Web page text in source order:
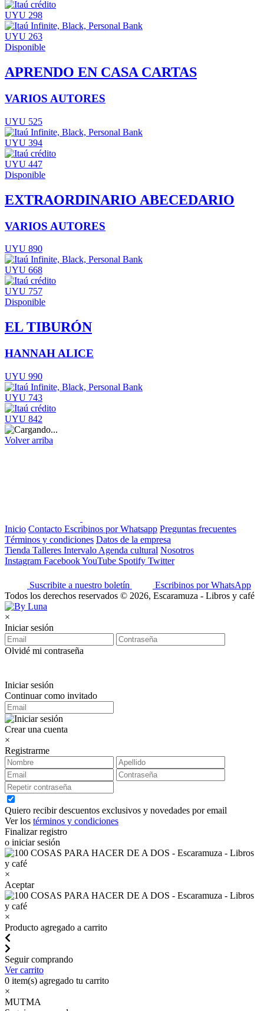
UYU 298
UYU 263
Disponible
APRENDO EN CASA CARTAS
VARIOS AUTORES
UYU 525
UYU 394
UYU 447
Disponible
EXTRAORDINARIO ABECEDARIO
VARIOS AUTORES
UYU 890
UYU 668
UYU 757
Disponible
EL TIBURÓN
HANNAH ALICE
UYU 990
UYU 743
UYU 842
Volver arriba
Inicio Contacto Escribinos por Whatsapp Preguntas frecuentes
Términos y condiciones Datos de la empresa
Tienda Talleres Intervalo Agenda cultural Nosotros
Instagram FacebookYouTube Spotify Twitter
Suscribite a nuestro boletín
Escribinos por WhatsApp
Todos los derechos reservados © 2026, Escaramuza - Libros y café
×
Iniciar sesión
Olvidé mi contraseña
Iniciar sesión
Continuar como invitado
Crear una cuenta
×
Registrarme
Quiero recibir descuentos exclusivos y novedades por email
Ver los términos y condiciones
Finalizar registro
o iniciar sesión
×
Aceptar
×
Producto agregado a carrito
Seguir comprando
Ver carrito
0 item(s) agregado tu carrito
×
MUTMA